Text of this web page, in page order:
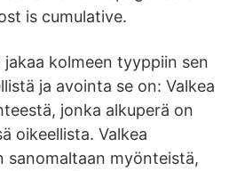
is cumulative.
kolmeen tyyppiin sen
ja avointa se on: Valkea
jonka alkuperä on
oikeellista. Valkea
sanomaltaan myönteistä,